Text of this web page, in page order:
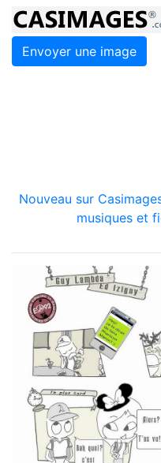
Envoyer une image
Nouveau sur
musiques et